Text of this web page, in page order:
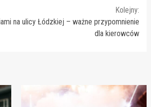
Kolejny:
na ulicy Łódzkiej – ważne przypomnienie
dla kierowców